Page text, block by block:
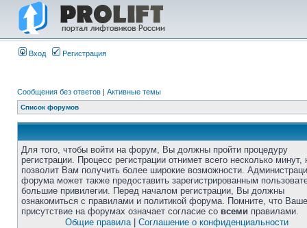
Вход Регистрация
Сообщения без ответов | Активные темы
Список форумов
Для того, чтобы войти на форум, Вы должны пройти процедуру
регистрации. Процесс регистрации отнимет всего несколько минут,
позволит Вам получить более широкие возможности.
форума может также предоставить зарегистрированным
большие привилегии. Перед началом регистрации, Вы должны
ознакомиться с правилами и политикой форума. Помните, что Ваше
присутствие на форумах означает согласие со всеми правилами.
Общие правила| Соглашение о конфиденциальности